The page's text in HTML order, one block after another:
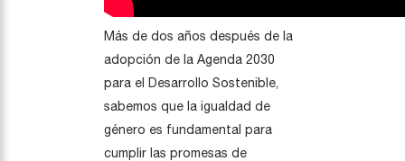
Más de dos años después de la
adopción de la Agenda 2030
para el Desarrollo Sostenible,
sabemos que la igualdad de
género es fundamental para
cumplir las promesas de